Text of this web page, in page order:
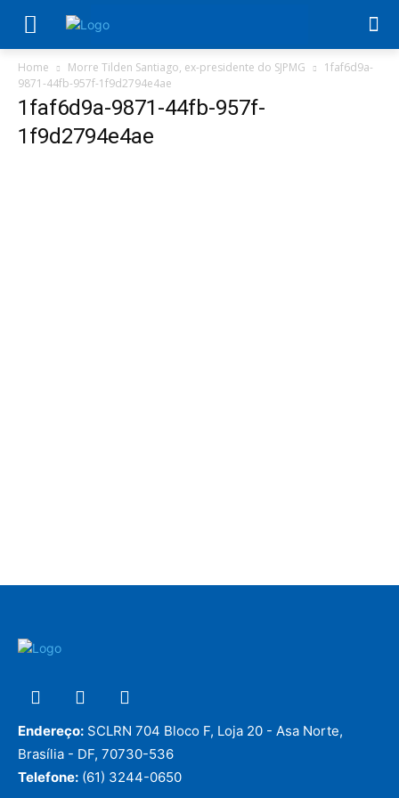
Home Morre Tilden Santiago, ex-presidente do SJPMG
1faf6d9a-
9871-44fb-957f-1f9d2794e4ae
1faf6d9a-9871-44fb-957f-
1f9d2794e4ae
Endereço: SCLRN 704 Bloco F, Loja 20 - Asa Norte,
Brasília - DF, 70730-536
Telefone: (61) 3244-0650